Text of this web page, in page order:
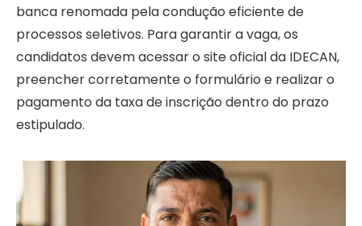
banca renomada pela condução eficiente de
processos seletivos. Para garantir a vaga, os
candidatos devem acessar o site oficial da IDECAN,
preencher corretamente o formulário e realizar o
pagamento da taxa de inscrição dentro do prazo
estipulado.